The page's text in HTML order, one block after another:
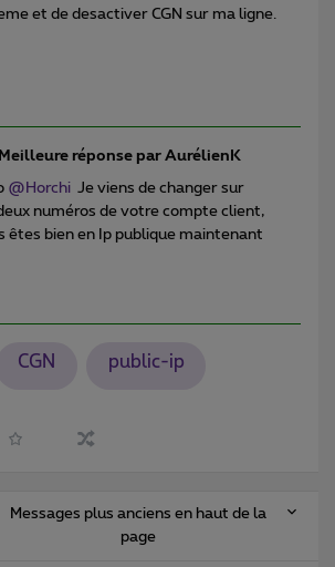
et de desactiver CGN sur ma ligne.
Meilleure réponse par AurélienK
@Horchi Je viens de changer sur
numéros de votre compte client,
êtes bien en Ip publique maintenant
CGN public-ip
Messages plus anciens en haut de la
page